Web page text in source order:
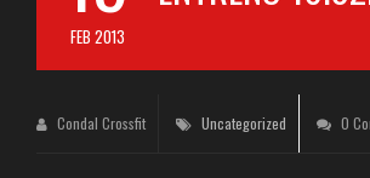
FEB 2013
Condal Crossfit Uncategorized 0